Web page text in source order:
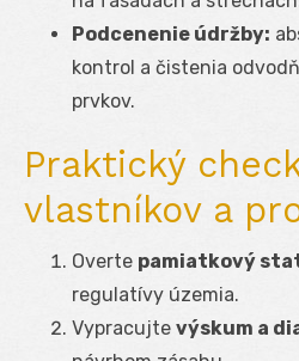
Podcenenie údržby:
kontrol a čistenia
prvkov.
Praktický
vlastníkov a
Overte pamiatkový
regulatívy územia.
Vypracujte výskum a